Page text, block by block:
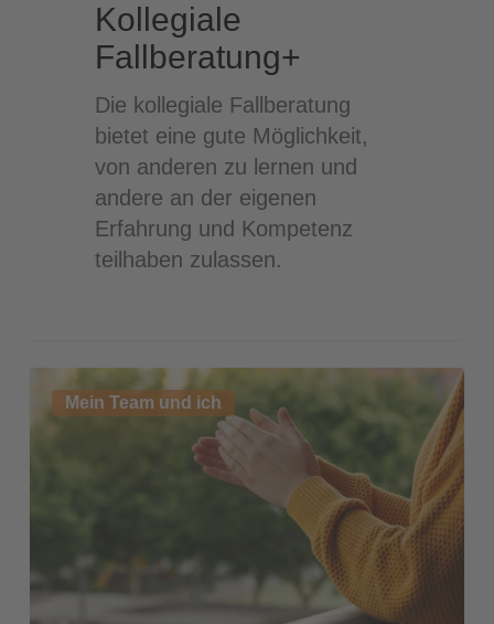
Kollegiale
Fallberatung+
Die kollegiale Fallberatung
bietet eine gute Möglichkeit,
von anderen zu lernen und
andere an der eigenen
Erfahrung und Kompetenz
teilhaben zulassen.
emanzipierte
Mein Team und ich